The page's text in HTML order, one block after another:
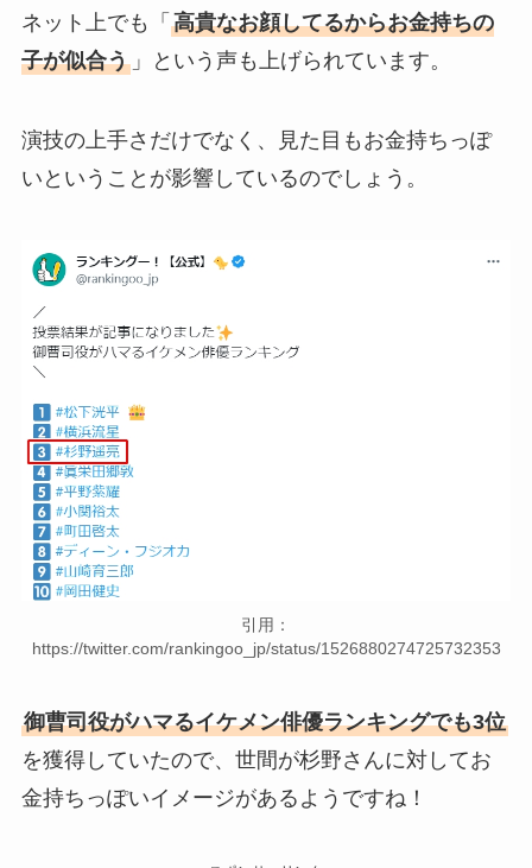
ネット上でも「 高貴なお顔してるからお金持ちの
子が似合う」という声も上げられています。
演技の上手さだけでなく、見た目もお金持ちっぽ
いということが影響しているのでしょう。
引用：
https://twitter.com/rankingoo_jp/status/1526880274725732353
御曹司役がハマるイケメン俳優ランキングでも3位
を獲得していたので、世間が杉野さんに対してお
金持ちっぽいイメージがあるようですね！